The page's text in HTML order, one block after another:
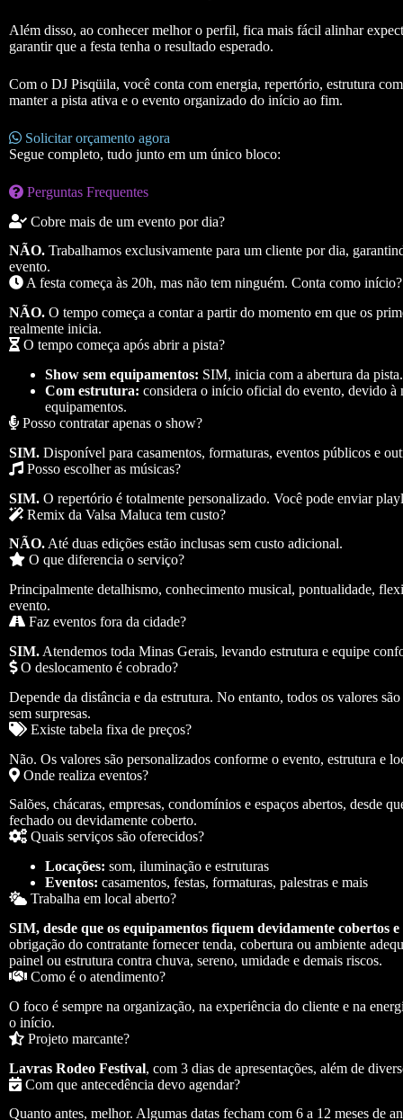
Além disso, ao conhecer melhor o perfil, fica mais fácil alinhar
garantir que a festa tenha o resultado esperado.
Com o DJ Pisqüila, você conta com energia, repertório, estrutura
manter a pista ativa e o evento organizado do início ao fim.
Solicitar orçamento agora
Segue completo, tudo junto em um único bloco:
Perguntas Frequentes
Cobre mais de um evento por dia?
NÃO. Trabalhamos exclusivamente para um cliente por dia,
evento.
A festa começa às 20h, mas não tem ninguém. Conta como início?
NÃO. O tempo começa a contar a partir do momento em que os
realmente inicia.
O tempo começa após abrir a pista?
Show sem equipamentos: SIM, inicia com a abertura da pista.
Com estrutura: considera o início oficial do evento, devido à
equipamentos.
Posso contratar apenas o show?
SIM. Disponível para casamentos, formaturas, eventos públicos e
Posso escolher as músicas?
SIM. O repertório é totalmente personalizado. Você pode enviar
Remix da Valsa Maluca tem custo?
NÃO. Até duas edições estão inclusas sem custo adicional.
O que diferencia o serviço?
Principalmente detalhismo, conhecimento musical, pontualidade,
evento.
Faz eventos fora da cidade?
SIM. Atendemos toda Minas Gerais, levando estrutura e equipe
O deslocamento é cobrado?
Depende da distância e da estrutura. No entanto, todos os valores
sem surpresas.
Existe tabela fixa de preços?
Não. Os valores são personalizados conforme o evento, estrutura e
Onde realiza eventos?
Salões, chácaras, empresas, condomínios e espaços abertos, desde
fechado ou devidamente coberto.
Quais serviços são oferecidos?
Locações: som, iluminação e estruturas
Eventos: casamentos, festas, formaturas, palestras e mais
Trabalha em local aberto?
SIM, desde que os equipamentos fiquem devidamente cobertos
obrigação do contratante fornecer tenda, cobertura ou ambiente
painel ou estrutura contra chuva, sereno, umidade e demais riscos.
Como é o atendimento?
O foco é sempre na organização, na experiência do cliente e na
o início.
Projeto marcante?
Lavras Rodeo Festival, com 3 dias de apresentações, além de
Com que antecedência devo agendar?
Quanto antes, melhor. Algumas datas fecham com 6 a 12 meses de